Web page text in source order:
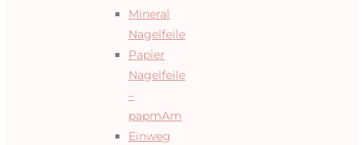
Mineral
Nagelfeile
Papier
Nagelfeile
–
papmAm
Einweg